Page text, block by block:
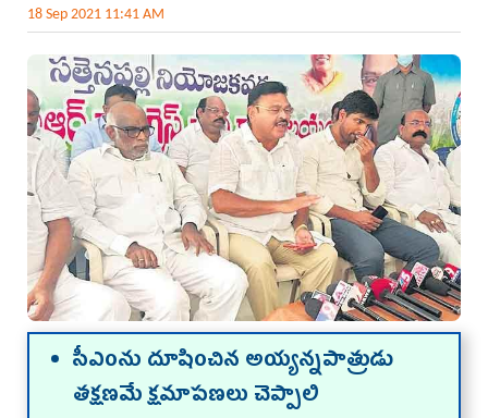
18 Sep 2021 11:41 AM
సీఎంను దూషించిన అయ్యన్నపాత్రుడు
తక్షణమే క్షమాపణలు చెప్పాలి